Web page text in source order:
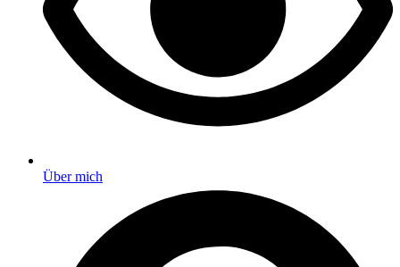
Über mich